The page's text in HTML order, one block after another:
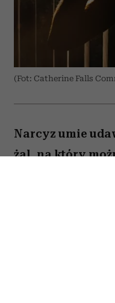
(Fot: Catherine Falls
Narcyz umie
żal, na który